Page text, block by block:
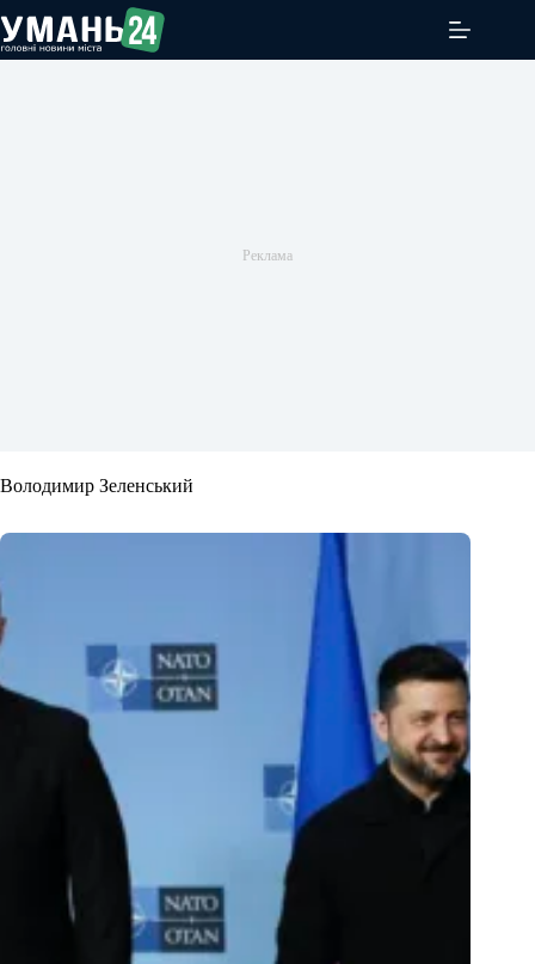
до
вмісту
Володимир Зеленський